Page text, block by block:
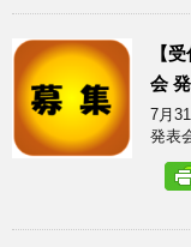
【
会
7月
発表